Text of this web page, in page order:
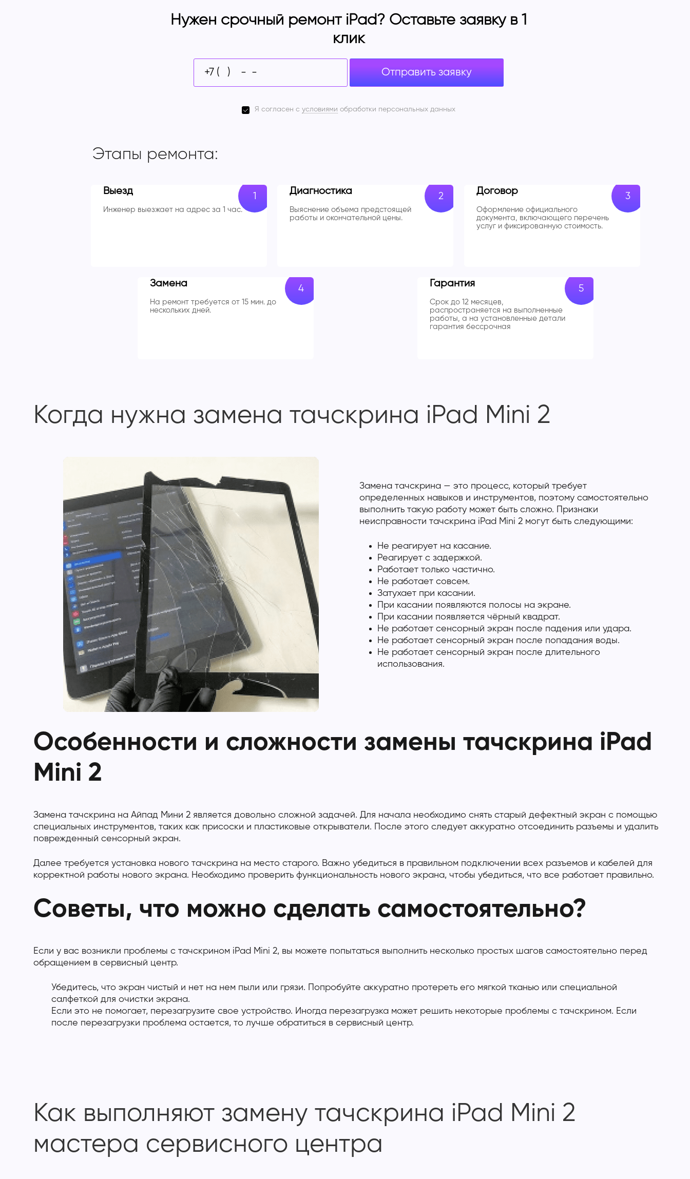
Нужен срочный ремонт iPad? Оставьте заявку в 1
клик
Отправить заявку
Я согласен сусловиями обработки персональных данных
Этапы ремонта:
Выезд
Инженер выезжает на адрес за 1 час.
Диагностика
Выяснение объема предстоящей
работы и окончательной цены.
Договор
Оформление официального
документа, включающего перечень
услуг и фиксированную стоимость.
Замена
На ремонт требуется от 15 мин. до
нескольких дней.
Гарантия
Срок до 12 месяцев,
распространяется на выполненные
работы, а на установленные детали
гарантия бессрочная
Когда нужна замена тачскрина iPad Mini 2
Замена тачскрина — это процесс, который требует
определенных навыков и инструментов, поэтому самостоятельно
выполнить такую работу может быть сложно. Признаки
неисправности тачскрина iPad Mini 2 могут быть следующими:
Не реагирует на касание.
Реагирует с задержкой.
Работает только частично.
Не работает совсем.
Затухает при касании.
При касании появляются полосы на экране.
При касании появляется чёрный квадрат.
Не работает сенсорный экран после падения или удара.
Не работает сенсорный экран после попадания воды.
Не работает сенсорный экран после длительного
использования.
Особенности и сложности замены тачскрина iPad
Mini 2
Замена тачскрина на Айпад Мини 2 является довольно сложной задачей. Для начала необходимо снять старый дефектный экран с помощью
специальных инструментов, таких как присоски и пластиковые открыватели. После этого следует аккуратно отсоединить разъемы и удалить
поврежденный сенсорный экран.
Далее требуется установка нового тачскрина на место старого. Важно убедиться в правильном подключении всех разъемов и кабелей для
корректной работы нового экрана. Необходимо проверить функциональность нового экрана, чтобы убедиться, что все работает правильно.
Советы, что можно сделать самостоятельно?
Если у вас возникли проблемы с тачскрином iPad Mini 2, вы можете попытаться выполнить несколько простых шагов самостоятельно перед
обращением в сервисный центр.
Убедитесь, что экран чистый и нет на нем пыли или грязи. Попробуйте аккуратно протереть его мягкой тканью или специальной
салфеткой для очистки экрана.
Если это не помогает, перезагрузите свое устройство. Иногда перезагрузка может решить некоторые проблемы с тачскрином. Если
после перезагрузки проблема остается, то лучше обратиться в сервисный центр.
Как выполняют замену тачскрина iPad Mini 2
мастера сервисного центра